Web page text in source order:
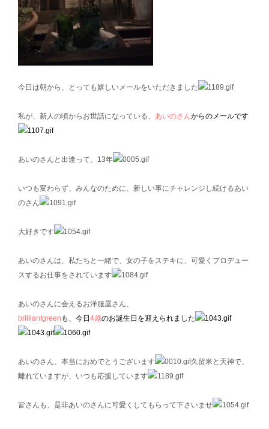
今日は朝から、とっても嬉しいメールをいただきました
私が、新人の頃からお世話になっている、 あいのさんからのメールです
あいのさんと出逢って、13年
いつも変わらず、みんなのために、新しい事にチャレンジし続けるあい
のさん
大好きです
あいのさんは、私たちと一緒で、女の子をステキに、可愛くプロデュー
スするお仕事をされています
あいのさんに会えるお洋服屋さん、
brilliantgreen も、今日 4歳のお誕生日を迎えられました
あいのさん、本当におめでとうございます
久留米と天神で、
離れていますが、いつも応援しています
皆さんも、是非あいのさんに可愛くしてもらって下さいませ